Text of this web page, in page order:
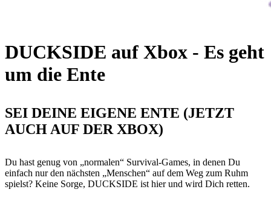
DUCKSIDE auf Xbox - Es geht
um die Ente
SEI DEINE EIGENE ENTE (JETZT
AUCH AUF DER XBOX)
Du hast genug von „normalen“ Survival-Games, in denen Du
einfach nur den nächsten „Menschen“ auf dem Weg zum Ruhm
spielst? Keine Sorge, DUCKSIDE ist hier und wird Dich retten.